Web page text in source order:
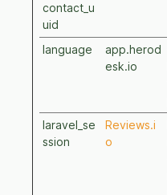
contact_u
uid
language
app.herod
esk.io
laravel_se
ssion
Reviews.i
o